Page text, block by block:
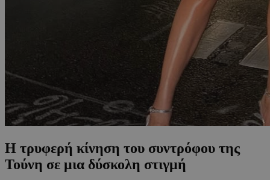
Η τρυφερή κίνηση του συντρόφου της
Τούνη σε μια δύσκολη στιγμή